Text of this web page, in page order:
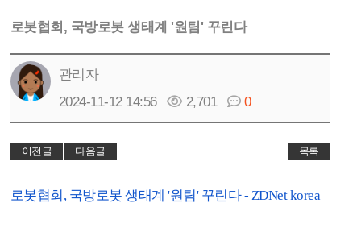
로봇협회, 국방로봇 생태계 '원팀' 꾸린다
관리자
2024-11-12 14:56
2,701 0
이전글 다음글 목록
로봇협회, 국방로봇 생태계 '원팀' 꾸린다 - ZDNet korea